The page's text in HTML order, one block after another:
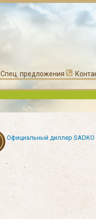
Спец. предложения
Официальный диллер SADKO